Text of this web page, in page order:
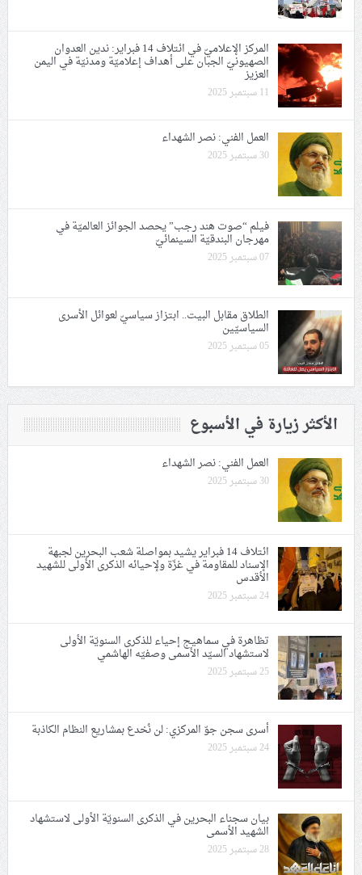
المركز الإعلاميّ في ائتلاف 14 فبراير: ندين العدوان
الصهيونيّ الجبان على أهداف إعلاميّة ومدنيّة في اليمن
العزيز
11 سبتمبر 2025
العمل الفني: نصر الشهداء
30 سبتمبر 2025
فيلم “صوت هند رجب” يحصد الجوائز العالميّة في
مهرجان البندقيّة السينمائيّ
07 سبتمبر 2025
الطلاق مقابل البيت.. ابتزاز سياسيّ لعوائل الأسرى
السياسيّين
05 سبتمبر 2025
الأكثر زيارة في الأسبوع
العمل الفني: نصر الشهداء
30 سبتمبر 2025
ائتلاف 14 فبراير يشيد بمواصلة شعب البحرين لجبهة
الإسناد للمقاومة في غزّة ولإحيائه الذكرى الأولى للشهيد
الأقدس
24 سبتمبر 2025
تظاهرة في سماهيج إحياء للذكرى السنويّة الأولى
لاستشهاد السيّد الأسمى وصفيّه الهاشمي
25 سبتمبر 2025
أسرى سجن جوّ المركزي: لن نُخدع بمشاريع النظام الكاذبة
24 سبتمبر 2025
بيان سجناء البحرين في الذكرى السنويّة الأولى لاستشهاد
الشهيد الأسمى
28 سبتمبر 2025